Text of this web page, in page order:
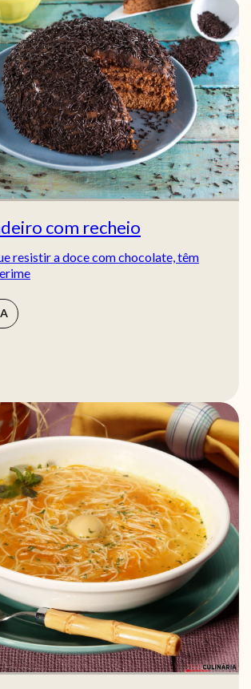
com recheio
resistir a doce com chocolate, têm